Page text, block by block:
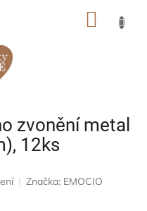
zvonění metal
12ks
Značka: EMOCIO